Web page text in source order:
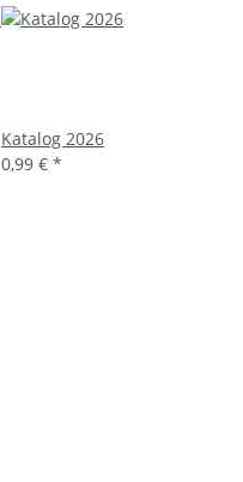
Katalog 2026
0,99 € *